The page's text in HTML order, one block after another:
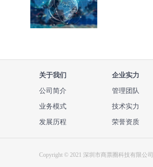
关于我们
公司简介
业务模式
发展历程
企业实力
管理团队
技术实力
荣誉资质
Copyright © 2021 深圳市商票圈科技有限公司